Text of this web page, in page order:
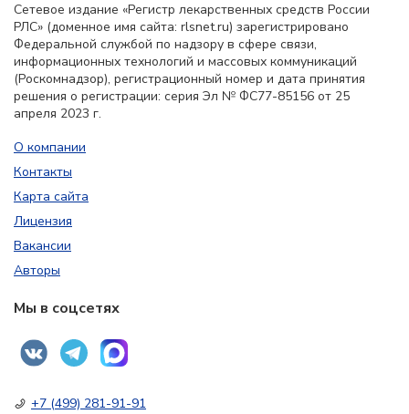
Сетевое издание «Регистр лекарственных средств России
РЛС» (доменное имя сайта: rlsnet.ru) зарегистрировано
Федеральной службой по надзору в сфере связи,
информационных технологий и массовых коммуникаций
(Роскомнадзор), регистрационный номер и дата принятия
решения о регистрации: серия Эл № ФС77-85156 от 25
апреля 2023 г.
О компании
Контакты
Карта сайта
Лицензия
Вакансии
Авторы
Мы в соцсетях
+7 (499) 281-91-91